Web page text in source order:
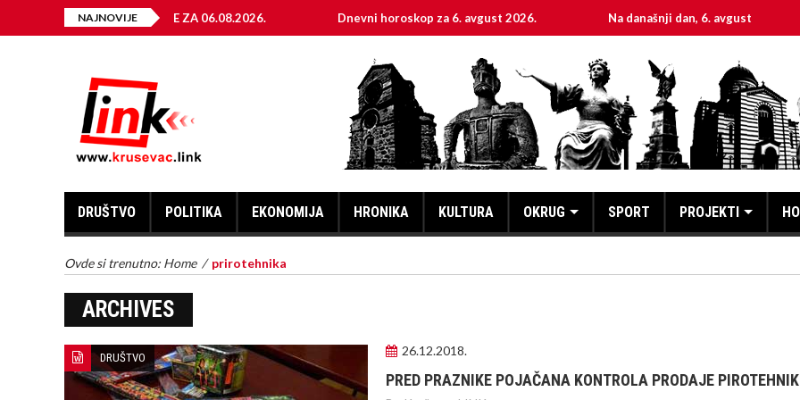
NAJNOVIJE
ENERGIJE ZA 06.08.2026. Dnevni horoskop za 6. avgust 2026. Na današnji dan, 6. avgust
DRUŠTVO POLITIKA EKONOMIJA HRONIKA KULTURA OKRUG SPORT PROJEKTI
Ovde si trenutno: Home / prirotehnika
ARCHIVES
DRUŠTVO 26.12.2018.
PRED PRAZNIKE POJAČANA KONTROLA PRODAJE